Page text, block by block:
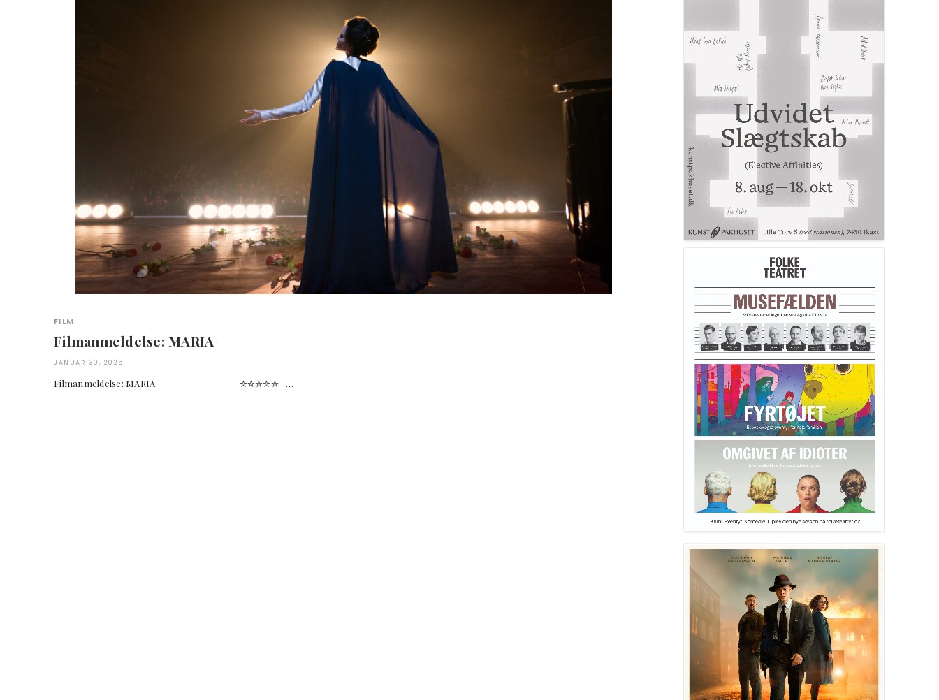
FILM
Filmanmeldelse: MARIA
JANUAR 30, 2025
Filmanmeldelse: MARIA ✮✮✮✮✮ …